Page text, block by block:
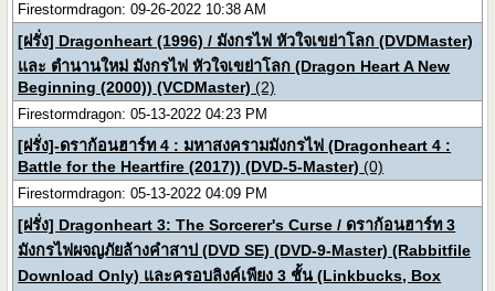
Firestormdragon: 09-26-2022 10:38 AM
[ฝรั่ง] Dragonheart (1996) / มังกรไฟ หัวใจเขย่าโลก (DVDMaster)
และ ตำนานใหม่ มังกรไฟ หัวใจเขย่าโลก (Dragon Heart A New
Beginning (2000)) (VCDMaster) (2)
Firestormdragon: 05-13-2022 04:23 PM
[ฝรั่ง]-ดราก้อนฮาร์ท 4 : มหาสงครามมังกรไฟ (Dragonheart 4 :
Battle for the Heartfire (2017)) (DVD-5-Master) (0)
Firestormdragon: 05-13-2022 04:09 PM
[ฝรั่ง] Dragonheart 3: The Sorcerer's Curse / ดราก้อนฮาร์ท 3
มังกรไฟผจญภัยล้างคำสาป (DVD SE) (DVD-9-Master) (Rabbitfile
Download Only) และครอบลิงค์เพียง 3 ชั้น (Linkbucks, Box